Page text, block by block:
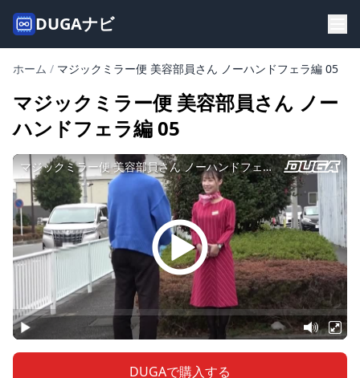
DUGAナビ
ホーム / マジックミラー便 美容部員さん ノーハンドフェラ編 05
マジックミラー便 美容部員さん ノー
ハンドフェラ編 05
DUGAで購入する